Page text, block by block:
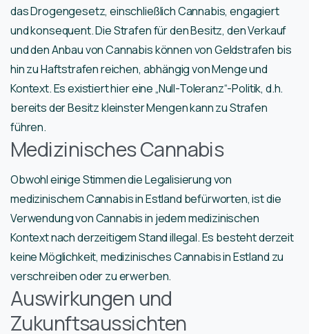
das Drogengesetz, einschließlich Cannabis, engagiert
und konsequent. Die Strafen für den Besitz, den Verkauf
und den Anbau von Cannabis können von Geldstrafen bis
hin zu Haftstrafen reichen, abhängig von Menge und
Kontext. Es existiert hier eine „Null-Toleranz“-Politik, d.h.
bereits der Besitz kleinster Mengen kann zu Strafen
führen.
Medizinisches Cannabis
Obwohl einige Stimmen die Legalisierung von
medizinischem Cannabis in Estland befürworten, ist die
Verwendung von Cannabis in jedem medizinischen
Kontext nach derzeitigem Stand illegal. Es besteht derzeit
keine Möglichkeit, medizinisches Cannabis in Estland zu
verschreiben oder zu erwerben.
Auswirkungen und
Zukunftsaussichten